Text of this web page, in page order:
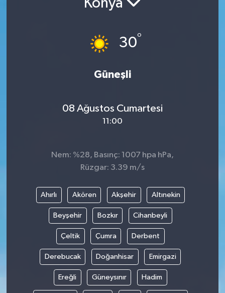
Konya
30°
Güneşli
08 Ağustos Cumartesi
11:00
Nem: %28, Basınç: 1007 hpa hPa,
Rüzgar: 3.39 m/s
Ahırlı Akören Akşehir Altınekin
Beyşehir Bozkır Cihanbeyli
Çeltik Çumra Derbent
Derebucak Doğanhisar Emirgazi
Ereğli Güneysınır Hadim